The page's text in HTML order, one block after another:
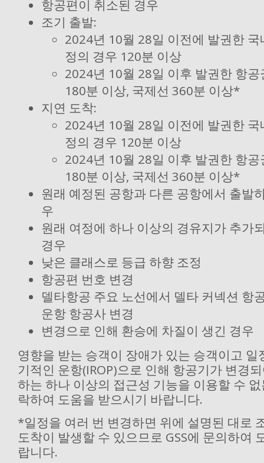
항공편이 취소된 경우
조기 출발:
2024년 10월 28일 이전에 발권한
정의 경우 120분 이상
2024년 10월 28일 이후 발권한 항
180분 이상, 국제선 360분 이상*
지연 도착:
2024년 10월 28일 이전에 발권한
정의 경우 120분 이상
2024년 10월 28일 이후 발권한 항
180분 이상, 국제선 360분 이상*
원래 예정된 공항과 다른 공항에서 출발
우
원래 여정에 하나 이상의 경유지가 추가
경우
낮은 클래스로 등급 하향 조정
항공편 번호 변경
델타항공 주요 노선에서 델타 커넥션 항
운항 항공사 변경
변경으로 인해 환승에 차질이 생긴 경우
영향을 받는 승객이 장애가 있는 승객이고 일
기적인 운항(IROP)으로 인해 항공기가 변경
하는 하나 이상의 접근성 기능을 이용할 수 없
락하여 도움을 받으시기 바랍니다.
*일정을 여러 번 변경하면 위에 설명된 대로
도착이 발생할 수 있으므로 GSS에 문의하여
랍니다.